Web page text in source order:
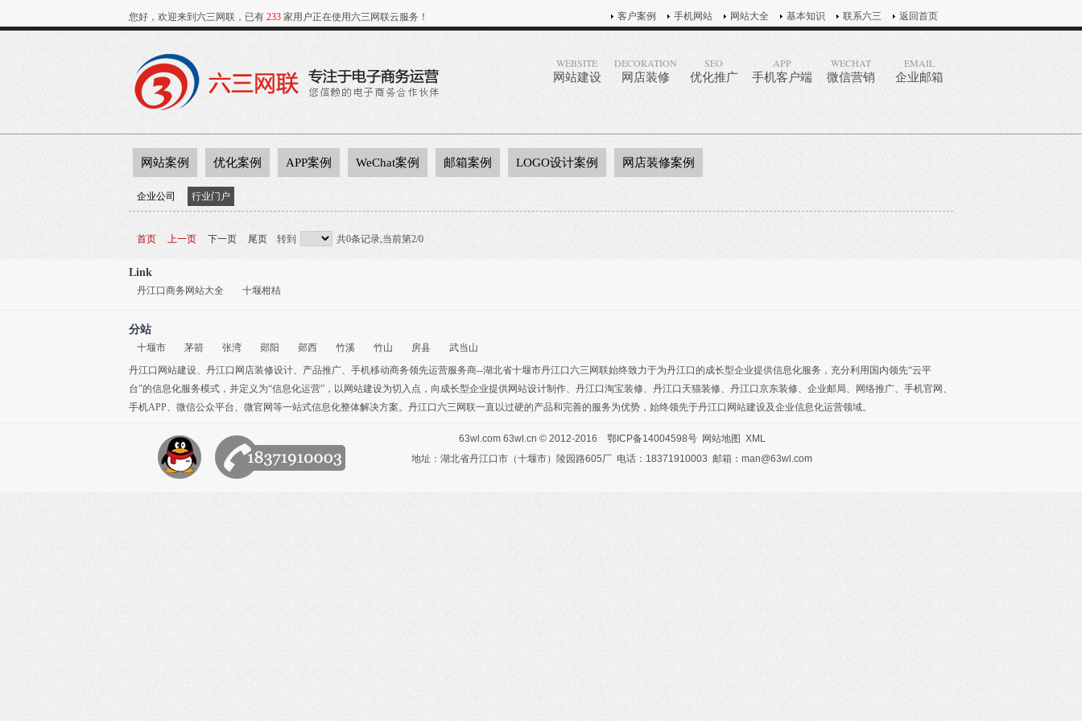
您好，欢迎来到六三网联，已有 233 家用户正在使用六三网联云服务！ 客户案例 手机网站 网站大全 基本知识 联系六三 返回首页
WEBSITE
网站建设
DECORATION
网店装修
SEO
优化推广
APP
手机客户端
WECHAT
微信营销
EMAIL
企业邮箱
网站案例 优化案例 APP案例 WeChat案例 邮箱案例 LOGO设计案例 网店装修案例
企业公司 行业门户
首页 上一页 下一页 尾页 转到 共0条记录,当前第2/0
Link
丹江口商务网站大全 十堰柑桔
分站
十堰市 茅箭 张湾 郧阳 郧西 竹溪 竹山 房县
武当山
丹江口网站建设、 丹江口网店装修设计、 产品推广、 手机移动商务领先运营服务商--湖北省十堰市丹江口六三网联始终致力于为丹江口的成长型企业提供信息化服务，充分利用国内领先“云平
台”的信息化服务模式，并定义为“信息化运营”，以网站建设为切入点，向成长型企业提供网站设计制作、 丹江口淘宝装修、 丹江口天猫装修、 丹江口京东装修、 企业邮局、 网络推广、 手机官网 、
手机APP、 微信公众平台、 微官网等一站式信息化整体解决方案。丹江口六三网联一直以过硬的产品和完善的服务为优势，始终领先于丹江口网站建设及企业信息化运营领域。
63wl.com 63wl.cn © 2012-2016 鄂ICP备14004598号 网站地图 XML
地址：湖北省丹江口市（十堰市）陵园路605厂 电话：18371910003 邮箱：man@63wl.com